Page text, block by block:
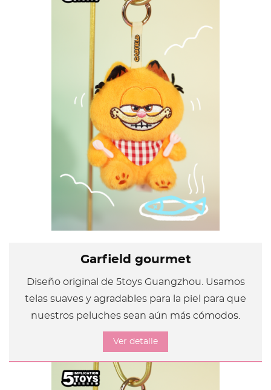
Garfield gourmet
Diseño original de 5toys Guangzhou. Usamos
telas suaves y agradables para la piel para que
nuestros peluches sean aún más cómodos.
Ver detalle